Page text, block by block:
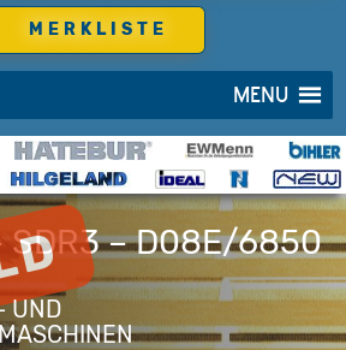
MERKLISTE
MENU
SDR3 – D08E/6850
UND